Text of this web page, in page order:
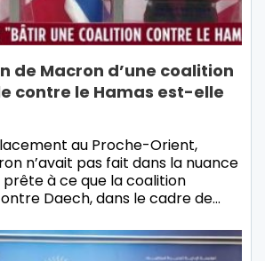
de Macron d’une coalition
contre le Hamas est-elle
au Proche-Orient,
n’avait pas fait dans la nuance
prête à ce que la coalition
Daech, dans le cadre de…